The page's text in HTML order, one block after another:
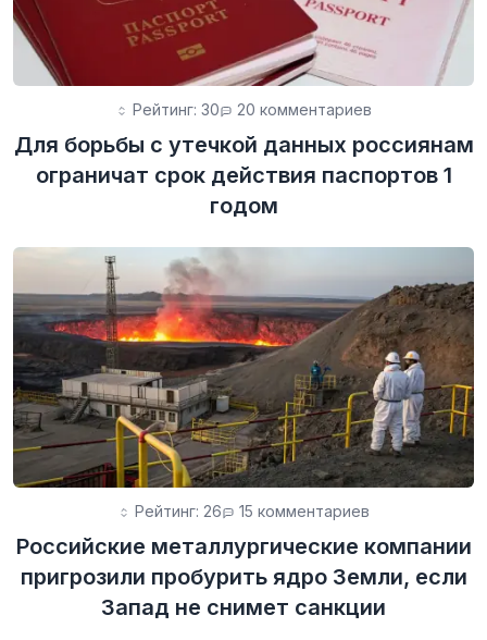
Рейтинг: 30 20 комментариев
Для борьбы с утечкой данных россиянам
ограничат срок действия паспортов 1
годом
Рейтинг: 26 15 комментариев
Российские металлургические компании
пригрозили пробурить ядро Земли, если
Запад не снимет санкции